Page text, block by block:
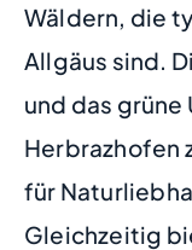
Wäldern, die
Allgäus sind.
und das grüne
Herbrazhofen
für
Gleichzeitig